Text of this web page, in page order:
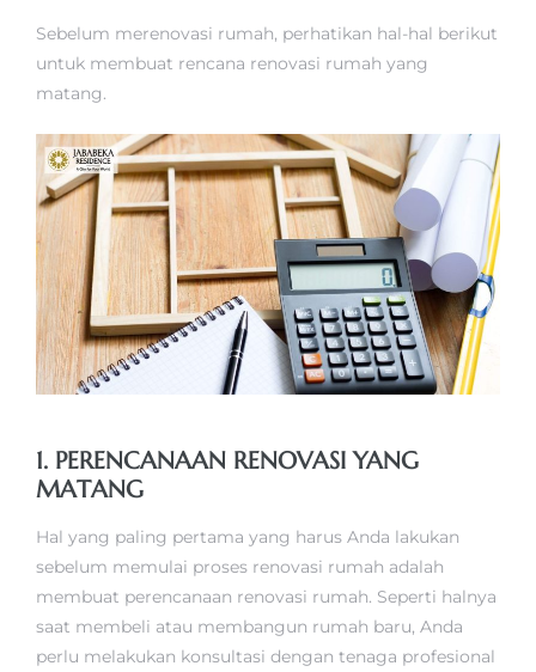
Sebelum merenovasi rumah, perhatikan hal-hal berikut
untuk membuat rencana renovasi rumah yang
matang.
1. PERENCANAAN RENOVASI YANG
MATANG
Hal yang paling pertama yang harus Anda lakukan
sebelum memulai proses renovasi rumah adalah
membuat perencanaan renovasi rumah. Seperti halnya
saat membeli atau membangun rumah baru, Anda
perlu melakukan konsultasi dengan tenaga profesional